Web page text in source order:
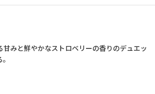
みと鮮やかなストロベリーの香りのデュエッ